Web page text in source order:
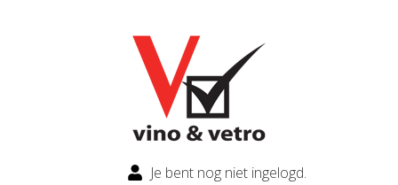
Je bent nog niet ingelogd.